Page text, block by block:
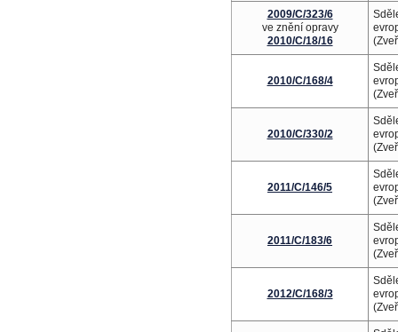
2009/C/323/6
ve znění opravy
2010/C/18/16
2010/C/168/4
2010/C/330/2
2011/C/146/5
2011/C/183/6
2012/C/168/3